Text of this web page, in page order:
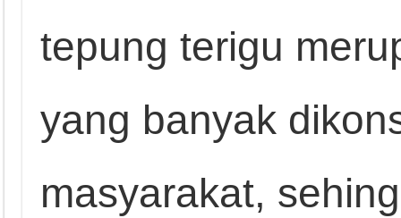
tepung terigu
yang banyak
masyarakat,